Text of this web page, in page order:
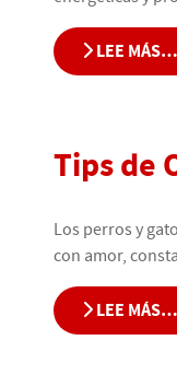
LEE MÁS…
Tips de
Los perros y
con amor,
LEE MÁS…